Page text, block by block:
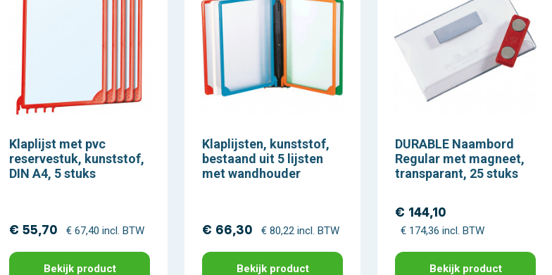
Klaplijst met pvc
reservestuk, kunststof,
DIN A4, 5 stuks
€ 55,70 € 67,40 incl. BTW
Bekijk product
Klaplijsten, kunststof,
bestaand uit 5 lijsten
met wandhouder
€ 66,30 € 80,22 incl. BTW
Bekijk product
DURABLE Naambord
Regular met magneet,
transparant, 25 stuks
€ 144,10
€ 174,36 incl. BTW
Bekijk product